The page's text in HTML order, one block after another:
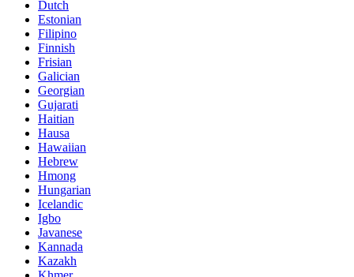
Dutch
Estonian
Filipino
Finnish
Frisian
Galician
Georgian
Gujarati
Haitian
Hausa
Hawaiian
Hebrew
Hmong
Hungarian
Icelandic
Igbo
Javanese
Kannada
Kazakh